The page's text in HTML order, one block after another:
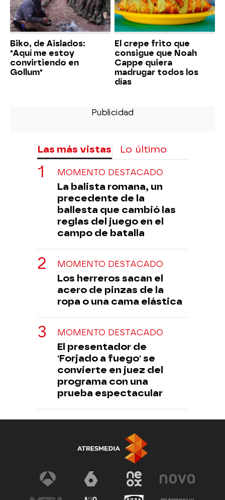
Biko, de Aislados:
"Aquí me estoy
convirtiendo en
Gollum"
El crepe frito que
consigue que Noah
Cappe quiera
madrugar todos los
días
Las más vistas Lo último
MOMENTO DESTACADO
La balista romana, un
precedente de la
ballesta que cambió las
reglas del juego en el
campo de batalla
MOMENTO DESTACADO
Los herreros sacan el
acero de pinzas de la
ropa o una cama elástica
MOMENTO DESTACADO
El presentador de
'Forjado a fuego' se
convierte en juez del
programa con una
prueba espectacular